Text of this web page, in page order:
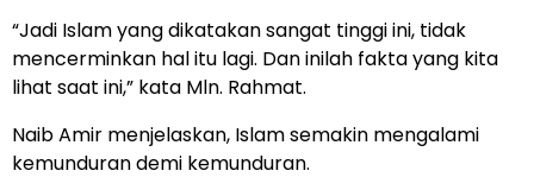
“Jadi Islam yang dikatakan sangat tinggi ini, tidak
mencerminkan hal itu lagi. Dan inilah fakta yang kita
lihat saat ini,” kata Mln. Rahmat.
Naib Amir menjelaskan, Islam semakin mengalami
kemunduran demi kemunduran.